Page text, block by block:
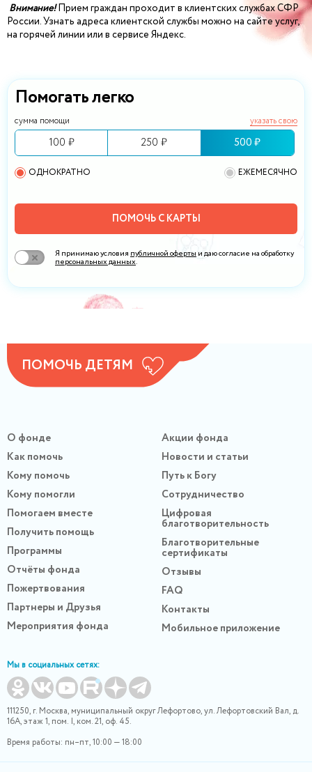
Помогать легко
сумма помощи указать свою
100 ₽ 250 ₽ 500 ₽
ОДНОКРАТНО ЕЖЕМЕСЯЧНО
ПОМОЧЬ С КАРТЫ
Я принимаю условия публичной оферты и даю согласие на обработку
персональных данных.
Внимание!Прием граждан проходит в клиентских службах СФР
России. Узнать адреса клиентской службы можно на сайте услуг,
на горячей линии или в сервисе Яндекс.
ПОМОЧЬ ДЕТЯМ
О фонде
Как помочь
Кому помочь
Кому помогли
Помогаем вместе
Получить помощь
Программы
Отчёты фонда
Пожертвования
Партнеры и Друзья
Мероприятия фонда
Акции фонда
Новости и статьи
Путь к Богу
Сотрудничество
Цифровая
благотворительность
Благотворительные
сертификаты
Отзывы
FAQ
Контакты
Мобильное приложение
Мы в социальных сетях:
111250, г. Москва, муниципальный округ Лефортово, ул. Лефортовский Вал, д.
16А, этаж 1, пом. I, ком. 21, оф. 45.
Время работы: пн–пт, 10:00 — 18:00